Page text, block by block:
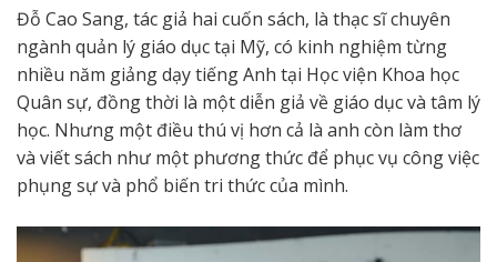
Đỗ Cao Sang, tác giả hai cuốn sách, là thạc sĩ chuyên
ngành quản lý giáo dục tại Mỹ, có kinh nghiệm từng
nhiều năm giảng dạy tiếng Anh tại Học viện Khoa học
Quân sự, đồng thời là một diễn giả về giáo dục và tâm lý
học. Nhưng một điều thú vị hơn cả là anh còn làm thơ
và viết sách như một phương thức để phục vụ công việc
phụng sự và phổ biến tri thức của mình.